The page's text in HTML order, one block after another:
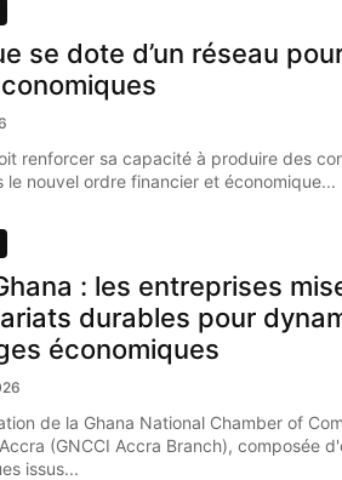
se dote d’un réseau
renforcer sa capacité à produire des
le nouvel ordre financier et économique...
: les entreprises
durables pour
économiques
de la Ghana National Chamber of
(GNCCI Accra Branch), composée
issus...